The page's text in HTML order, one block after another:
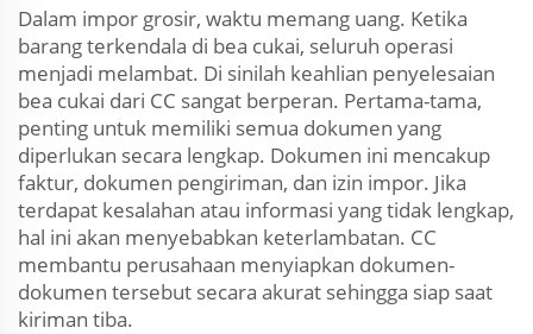
Dalam impor grosir, waktu memang uang. Ketika
barang terkendala di bea cukai, seluruh operasi
menjadi melambat. Di sinilah keahlian penyelesaian
bea cukai dari CC sangat berperan. Pertama-tama,
penting untuk memiliki semua dokumen yang
diperlukan secara lengkap. Dokumen ini mencakup
faktur, dokumen pengiriman, dan izin impor. Jika
terdapat kesalahan atau informasi yang tidak lengkap,
hal ini akan menyebabkan keterlambatan. CC
membantu perusahaan menyiapkan dokumen-
dokumen tersebut secara akurat sehingga siap saat
kiriman tiba.